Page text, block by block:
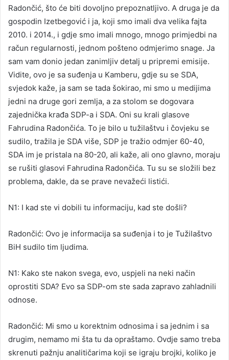
Radončić, što će biti dovoljno prepoznatljivo. A druga je da
gospodin Izetbegović i ja, koji smo imali dva velika fajta
2010. i 2014., i gdje smo imali mnogo, mnogo primjedbi na
račun regularnosti, jednom pošteno odmjerimo snage. Ja
sam vam donio jedan zanimljiv detalj u pripremi emisije.
Vidite, ovo je sa suđenja u Kamberu, gdje su se SDA,
svjedok kaže, ja sam se tada šokirao, mi smo u medijima
jedni na druge gori zemlja, a za stolom se dogovara
zajednička krađa SDP-a i SDA. Oni su krali glasove
Fahrudina Radončića. To je bilo u tužilaštvu i čovjeku se
sudilo, tražila je SDA više, SDP je tražio odmjer 60-40,
SDA im je pristala na 80-20, ali kaže, ali ono glavno, moraju
se rušiti glasovi Fahrudina Radončića. Tu su se složili bez
problema, dakle, da se prave nevažeći listići.
N1: I kad ste vi dobili tu informaciju, kad ste došli?
Radončić: Ovo je informacija sa suđenja i to je Tužilaštvo
BiH sudilo tim ljudima.
N1: Kako ste nakon svega, evo, uspjeli na neki način
oprostiti SDA? Evo sa SDP-om ste sada zapravo zahladnili
odnose.
Radončić: Mi smo u korektnim odnosima i sa jednim i sa
drugim, nemamo mi šta tu da opraštamo. Ovdje samo treba
skrenuti pažnju analitičarima koji se igraju brojki, koliko je